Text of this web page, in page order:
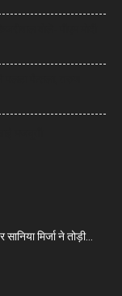
मिर्जा ने तोड़ी...